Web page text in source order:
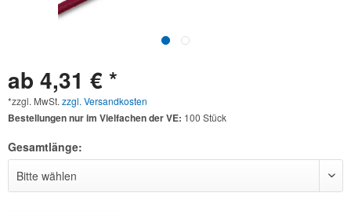
ab 4,31 € *
*zzgl. MwSt. zzgl. Versandkosten
Bestellungen nur im Vielfachen der VE: 100 Stück
Gesamtlänge: